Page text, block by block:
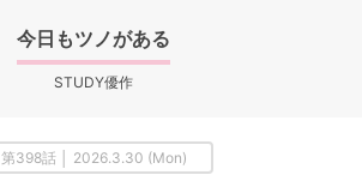
今日もツノがある
STUDY優作
第398話 │ 2026.3.30 (Mon)